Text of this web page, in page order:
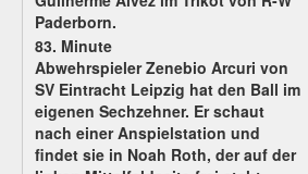
Paderborn.
83. Minute
Abwehrspieler Zenebio Arcuri von
SV Eintracht Leipzig hat den Ball im
eigenen Sechzehner. Er schaut
nach einer Anspielstation und
findet sie in Noah Roth, der auf der